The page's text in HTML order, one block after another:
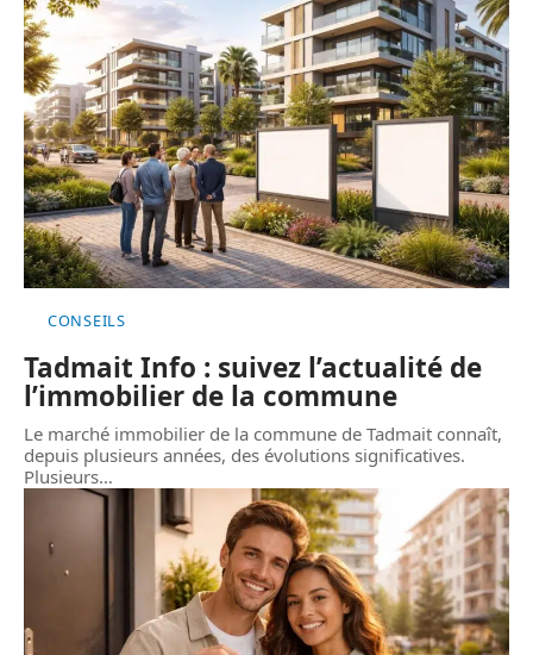
CONSEILS
Tadmait Info : suivez l’actualité de
l’immobilier de la commune
Le marché immobilier de la commune de Tadmait connaît,
depuis plusieurs années, des évolutions significatives.
Plusieurs…